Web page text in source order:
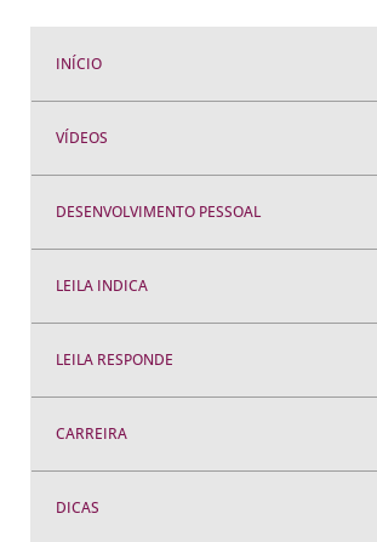
INÍCIO
VÍDEOS
DESENVOLVIMENTO PESSOAL
LEILA INDICA
LEILA RESPONDE
CARREIRA
DICAS